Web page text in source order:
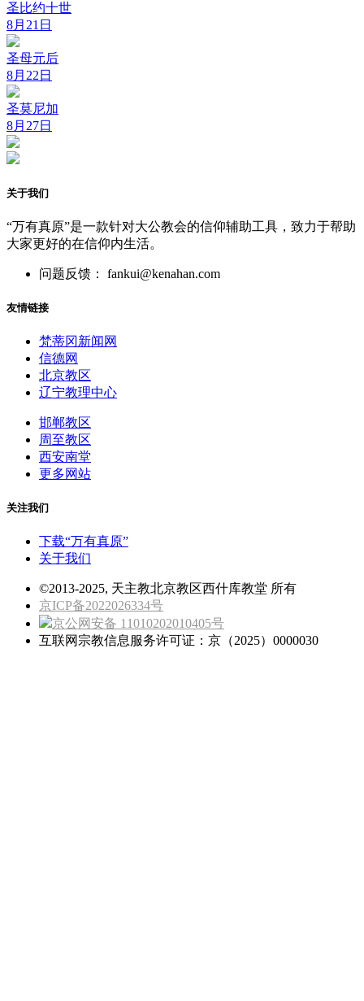
圣比约十世
8月21日
圣母元后
8月22日
圣莫尼加
8月27日
关于我们
“万有真原”是一款针对大公教会的信仰辅助工具，致力于帮助
大家更好的在信仰内生活。
问题反馈： fankui@kenahan.com
友情链接
梵蒂冈新闻网
信德网
北京教区
辽宁教理中心
邯郸教区
周至教区
西安南堂
更多网站
关注我们
下载“万有真原”
关于我们
©2013-2025, 天主教北京教区西什库教堂 所有
京ICP备2022026334号
京公网安备 11010202010405号
互联网宗教信息服务许可证：京（2025）0000030